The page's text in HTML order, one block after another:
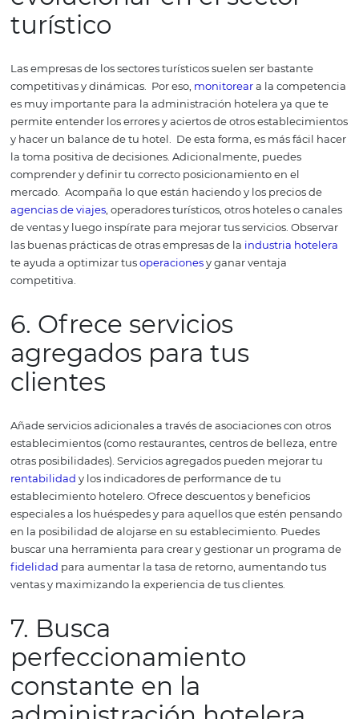
manteniendo contacto con sus seguidores y fans.
reputación
online porque según un estudio publicado
opiniones yreseñaspara elegir un hotel.Así que para
tus reservas y evolucionar los servicios de tu hotel, hacer
atención a los comentarios de los huéspedes en los
ventas y las redes sociales es esencial. Además, crea una
webque funcione correctamente, incluso, conmotor de
reservas, para ofrecer una posibilidad de ventas directas
para aclarar las dudas de los clientes y eventuales
través de internet puedes tener alcance nacional e
internacional. Por eso, saca provecho de esta poderosa
herramienta para la gestión de tu negocio.
5. Acompaña a tu
competenciapara
evolucionar en el sector
Las empresas de los sectores turísticos suelen ser
competitivas y dinámicas. Por eso,monitorear
es muy importante para la administración hotelera ya
permite entender los errores y aciertos de otros
y hacer un balance de tu hotel. De esta forma, es más
la toma positiva de decisiones. Adicionalmente, puedes
comprender y definir tu correcto posicionamiento en el
agencias de viajes
de ventas y luego inspírate para mejorar tus servicios.
las buenas prácticas de otras empresas de la
te ayuda a optimizar tus operaciones
competitiva.